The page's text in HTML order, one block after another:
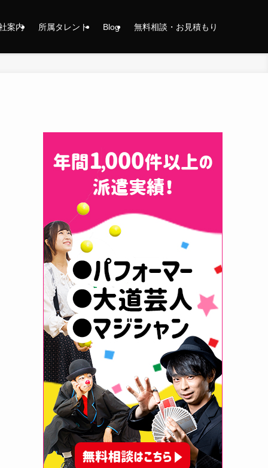
案内 所属タレント Blog 無料相談・お見積もり